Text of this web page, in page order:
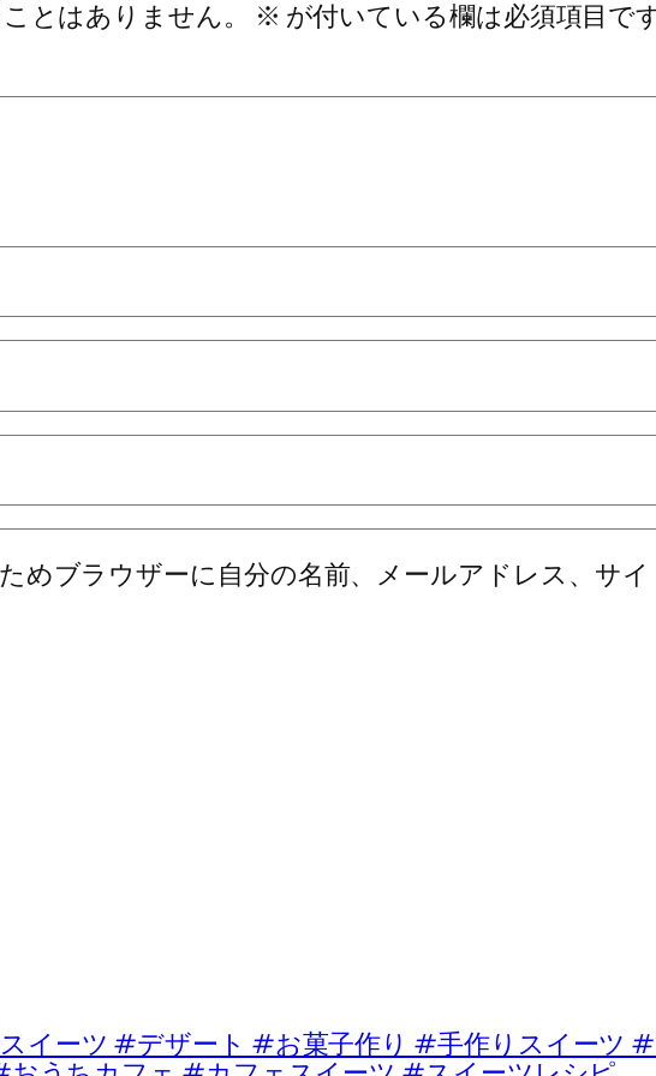
とはありません。 ※ が付いている欄は必須項目で
めブラウザーに自分の名前、メールアドレス、サ
デザート #お菓子作り #手作りスイーツ #